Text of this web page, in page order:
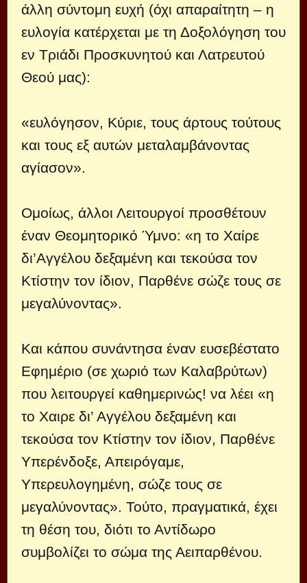
άλλη σύντομη ευχή (όχι απαραίτητη – η
ευλογία κατέρχεται με τη Δοξολόγηση του
εν Τριάδι Προσκυνητού και Λατρευτού
Θεού μας):
«ευλόγησον, Κύριε, τους άρτους τούτους
και τους εξ αυτών μεταλαμβάνοντας
αγίασον».
Ομοίως, άλλοι Λειτουργοί προσθέτουν
έναν Θεομητορικό Ύμνο: «η το Χαίρε
δι’Αγγέλου δεξαμένη και τεκούσα τον
Κτίστην τον ίδιον, Παρθένε σώζε τους σε
μεγαλύνοντας».
Και κάπου συνάντησα έναν ευσεβέστατο
Εφημέριο (σε χωριό των Καλαβρύτων)
που λειτουργεί καθημερινώς! να λέει «η
το Χαιρε δι’ Αγγέλου δεξαμένη και
τεκούσα τον Κτίστην τον ίδιον, Παρθένε
Υπερένδοξε, Απειρόγαμε,
Υπερευλογημένη, σώζε τους σε
μεγαλύνοντας». Τούτο, πραγματικά, έχει
τη θέση του, διότι το Αντίδωρο
συμβολίζει το σώμα της Αειπαρθένου.